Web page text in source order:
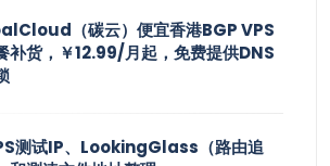
（碳云）便宜香港BGP VPS
补货，￥12.99/月起，免费提供DNS
测试IP、LookingGlass（路由追